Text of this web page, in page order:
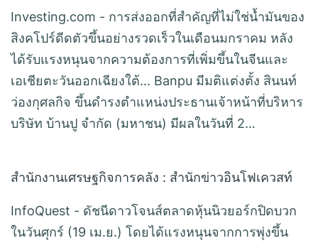
Investing.com - การส่งออกที่สำคัญที่ไม่ใช่น้ำมันของ
สิงคโปร์ดีดตัวขึ้นอย่างรวดเร็วในเดือนมกราคม หลัง
ได้รับแรงหนุนจากความต้องการที่เพิ่มขึ้นในจีนและ
เอเชียตะวันออกเฉียงใต้... Banpu มีมติแต่งตั้ง สินนท์
ว่องกุศลกิจ ขึ้นดำรงตำแหน่งประธานเจ้าหน้าที่บริหาร
บริษัท บ้านปู จำกัด (มหาชน) มีผลในวันที่ 2…
สำนักงานเศรษฐกิจการคลัง : สำนักข่าวอินโฟเควสท์
InfoQuest - ดัชนีดาวโจนส์ตลาดหุ้นนิวยอร์กปิดบวก
ในวันศุกร์ (19 เม.ย.) โดยได้แรงหนุนจากการพุ่งขึ้น